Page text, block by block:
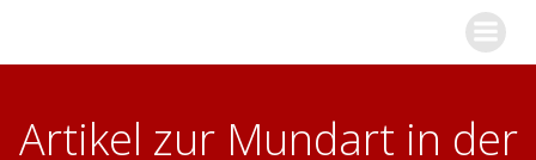
springen
Artikel zur Mundart in der